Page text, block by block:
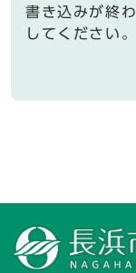
書き込みが終
してください。